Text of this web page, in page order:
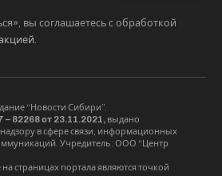
полагал что «Лента»
екатеринбургская
Первые магазины
и на Урале, в 2007